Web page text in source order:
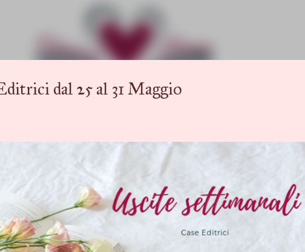
dal 25 al 31 Maggio